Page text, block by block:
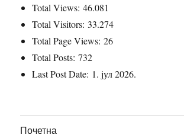
Total Views:46.081
Total Visitors: 33.274
Total Page Views:26
Total Posts:732
Last Post Date: 1. јул 2026.
Почетна